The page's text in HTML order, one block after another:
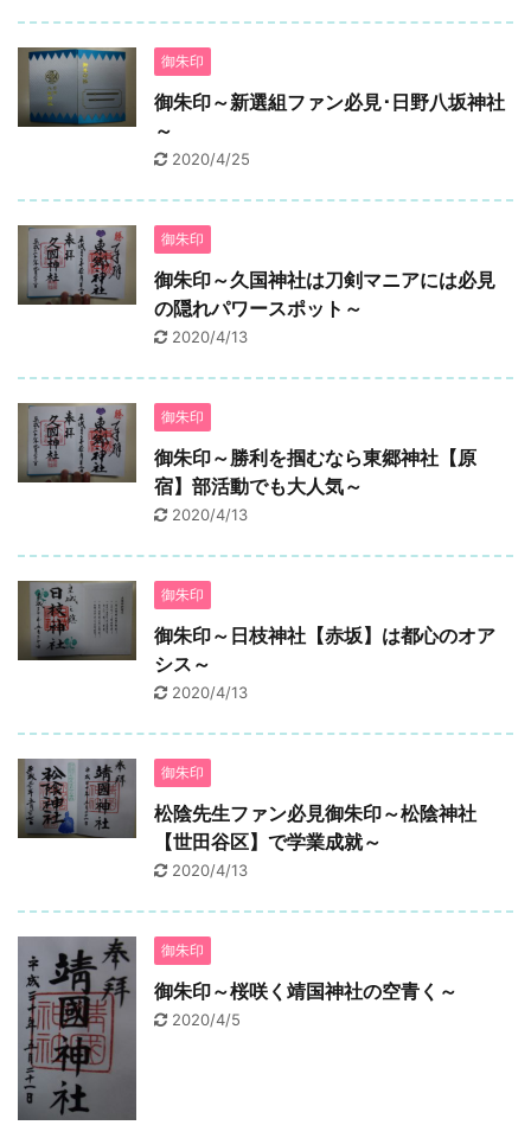
御朱印
御朱印～新選組ファン必見･日野八坂神社
～
2020/4/25
御朱印
御朱印～久国神社は刀剣マニアには必見
の隠れパワースポット～
2020/4/13
御朱印
御朱印～勝利を掴むなら東郷神社【原
宿】部活動でも大人気～
2020/4/13
御朱印
御朱印～日枝神社【赤坂】は都心のオア
シス～
2020/4/13
御朱印
松陰先生ファン必見御朱印～松陰神社
【世田谷区】で学業成就～
2020/4/13
御朱印
御朱印～桜咲く靖国神社の空青く～
2020/4/5